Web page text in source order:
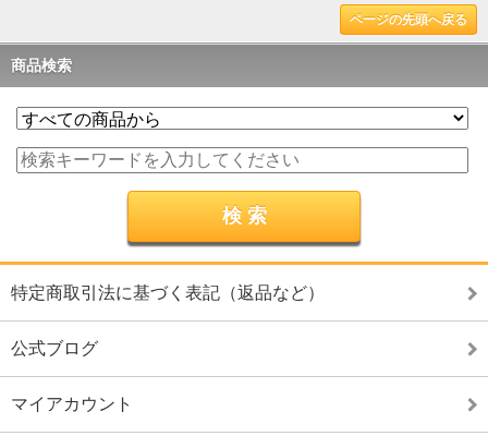
ページの先頭へ戻る
商品検索
特定商取引法に基づく表記（返品など）
公式ブログ
マイアカウント